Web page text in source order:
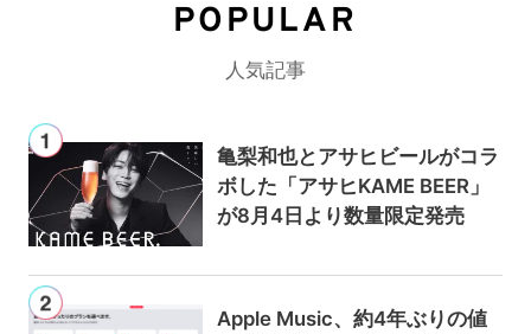
POPULAR
人気記事
亀梨和也とアサヒビールがコラ
ボした「アサヒKAME BEER」
が8月4日より数量限定発売
Apple Music、約4年ぶりの値